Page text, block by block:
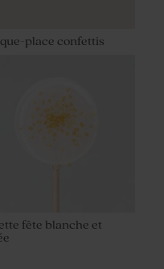
place confettis
fête blanche et